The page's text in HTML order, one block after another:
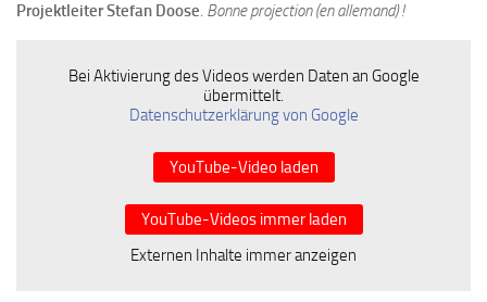
Projektleiter Stefan Doose. Bonne projection (en allemand) !
Bei Aktivierung des Videos werden Daten an Google
übermittelt.
Datenschutzerklärung von Google
YouTube-Video laden
YouTube-Videos immer laden
Externen Inhalte immer anzeigen